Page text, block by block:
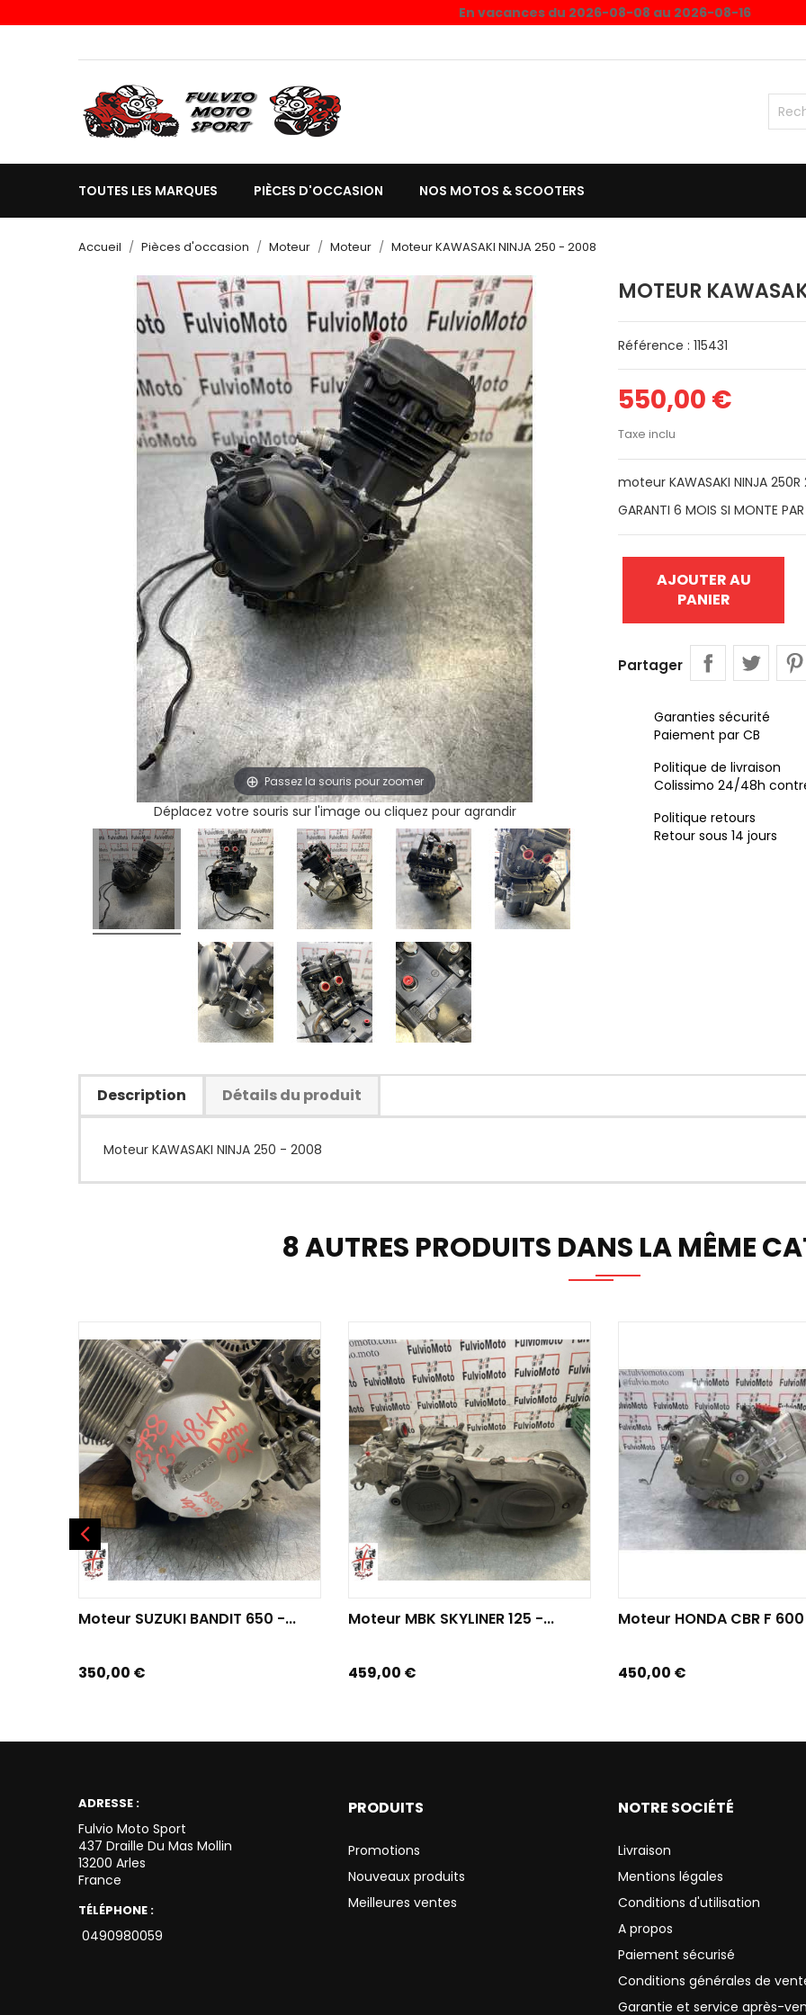
En vacances du 2026-08-08 au 2026-08-16
TOUTES LES MARQUES PIÈCES D'OCCASION NOS MOTOS & SCOOTERS
Accueil Pièces d'occasion Moteur Moteur Moteur KAWASAKI NINJA 250 - 2008
Passez la souris pour zoomer
Déplacez votre souris sur l'image ou cliquez pour agrandir
MOTEUR
Référence : 115431
550,00 €
Taxe inclu
moteur KAWASAKI NINJA
GARANTI 6 MOIS SI MONTE
AJOUTER AU
PANIER
Partager
Garanties sécurité
Paiement par CB
Politique de livraison
Colissimo 24/48h
Politique retours
Retour sous 14 jours
Description Détails du produit
Moteur KAWASAKI NINJA 250 - 2008
8 AUTRES PRODUITS DANS LA MÊME
Moteur SUZUKI BANDIT 650 -...
Prix
350,00 €
Moteur MBK SKYLINER 125 -...
Prix
459,00 €
Moteur HONDA CBR F
Prix
450,00 €
ADRESSE :
Fulvio Moto Sport
437 Draille Du Mas Mollin
13200 Arles
France
TÉLÉPHONE :
0490980059
PRODUITS
Promotions
Nouveaux produits
Meilleures ventes
NOTRE SOCIÉTÉ
Livraison
Mentions légales
Conditions d'utilisation
A propos
Paiement sécurisé
Conditions générales de
Garantie et service après-